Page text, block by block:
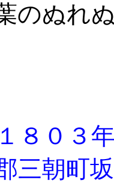
のぬれ
８０３
三朝町